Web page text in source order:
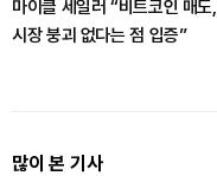
마이클 세일러 “비트코인 매도,
시장 붕괴 없다는 점 입증”
많이 본 기사